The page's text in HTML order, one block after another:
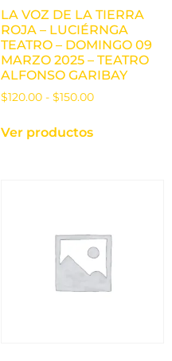
LA VOZ DE LA TIERRA
ROJA – LUCIÉRNGA
TEATRO – DOMINGO 09
MARZO 2025 – TEATRO
ALFONSO GARIBAY
$120.00 - $150.00
Ver productos